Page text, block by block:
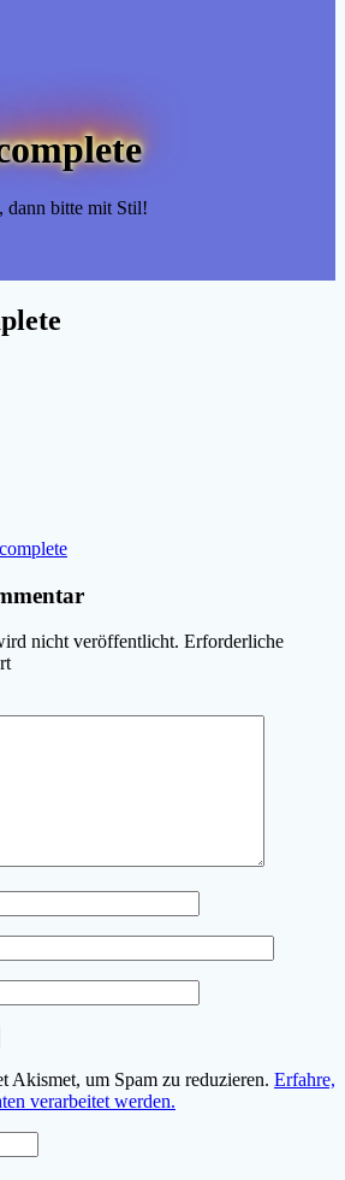
dann bitte mit Stil!
nicht veröffentlicht. Erforderliche
Akismet, um Spam zu reduzieren. Erfahre,
verarbeitet werden.